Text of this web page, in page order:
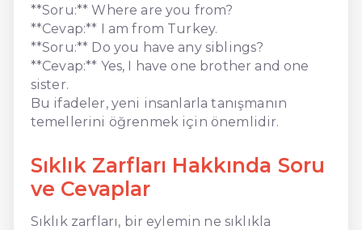
**Soru:** Where are you from?
**Cevap:** I am from Turkey.
**Soru:** Do you have any siblings?
**Cevap:** Yes, I have one brother and one
sister.
Bu ifadeler, yeni insanlarla tanışmanın
temellerini öğrenmek için önemlidir.
Sıklık Zarfları Hakkında Soru
ve Cevaplar
Sıklık zarfları, bir eylemin ne sıklıkla